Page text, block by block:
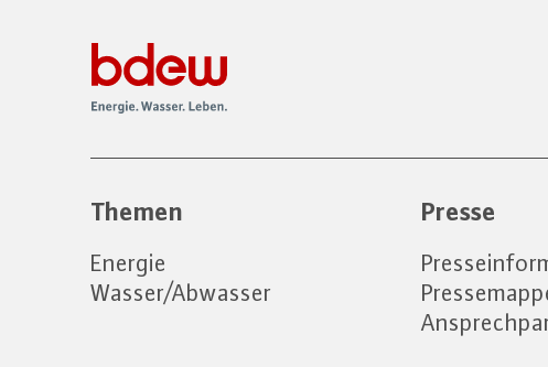
Themen
Energie
Wasser/Abwasser
Presse